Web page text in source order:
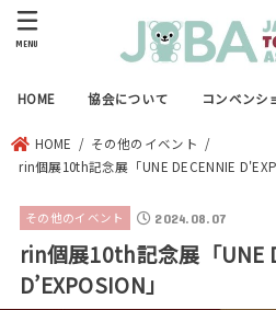
HOME 協会について コンベンシ
MENU
HOME
その他のイベント
rin個展10th記念展「UNE DECENNIE
その他のイベント 2024.08.07
rin個展10th記念展「UNE
D’EXPOSION」